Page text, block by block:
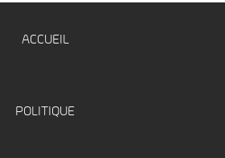
ACCUEIL
POLITIQUE